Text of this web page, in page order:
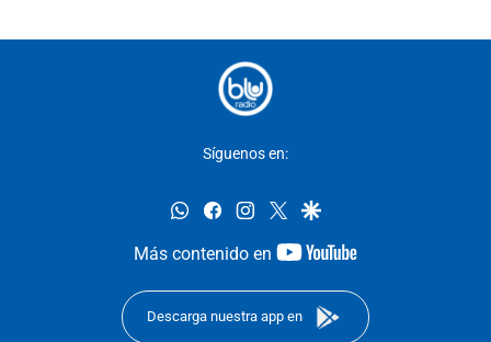
Síguenos en:
whatsappfacebookinstagram
twittergoogle
Más contenido en
youtube-
Descarga nuestra app en